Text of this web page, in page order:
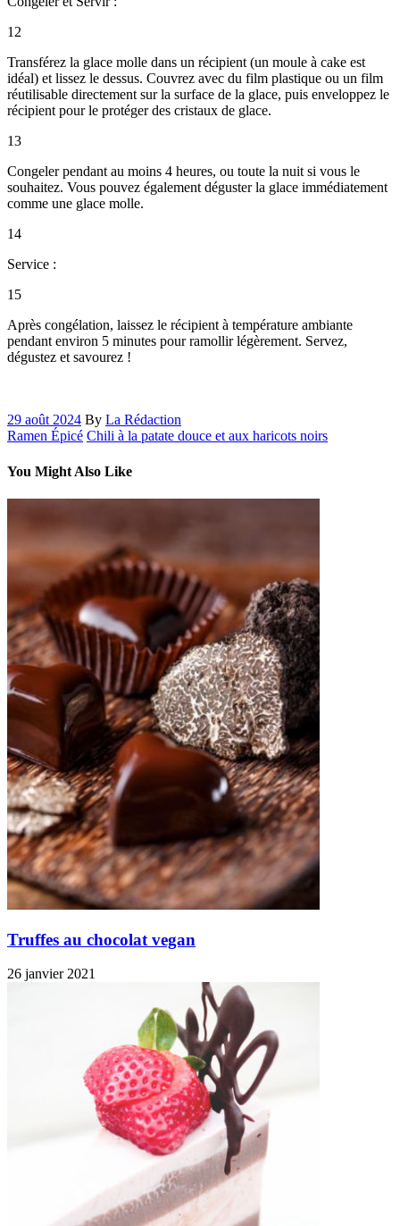
12
Transférez la glace molle dans un récipient (un moule à cake est
idéal) et lissez le dessus. Couvrez avec du film plastique ou un film
réutilisable directement sur la surface de la glace, puis enveloppez le
récipient pour le protéger des cristaux de glace.
13
Congeler pendant au moins 4 heures, ou toute la nuit si vous le
souhaitez. Vous pouvez également déguster la glace immédiatement
comme une glace molle.
14
Service :
15
Après congélation, laissez le récipient à température ambiante
pendant environ 5 minutes pour ramollir légèrement. Servez,
dégustez et savourez !
29 août 2024 By La Rédaction
Ramen Épicé Chili à la patate douce et aux haricots noirs
You Might Also Like
Truffes au chocolat vegan
26 janvier 2021